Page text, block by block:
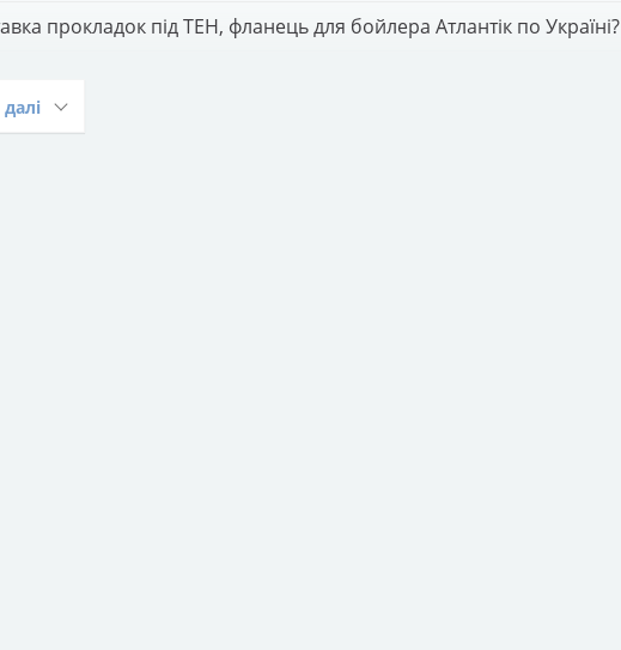
прокладок під ТЕН, фланець для бойлера Атлантік по Україні?